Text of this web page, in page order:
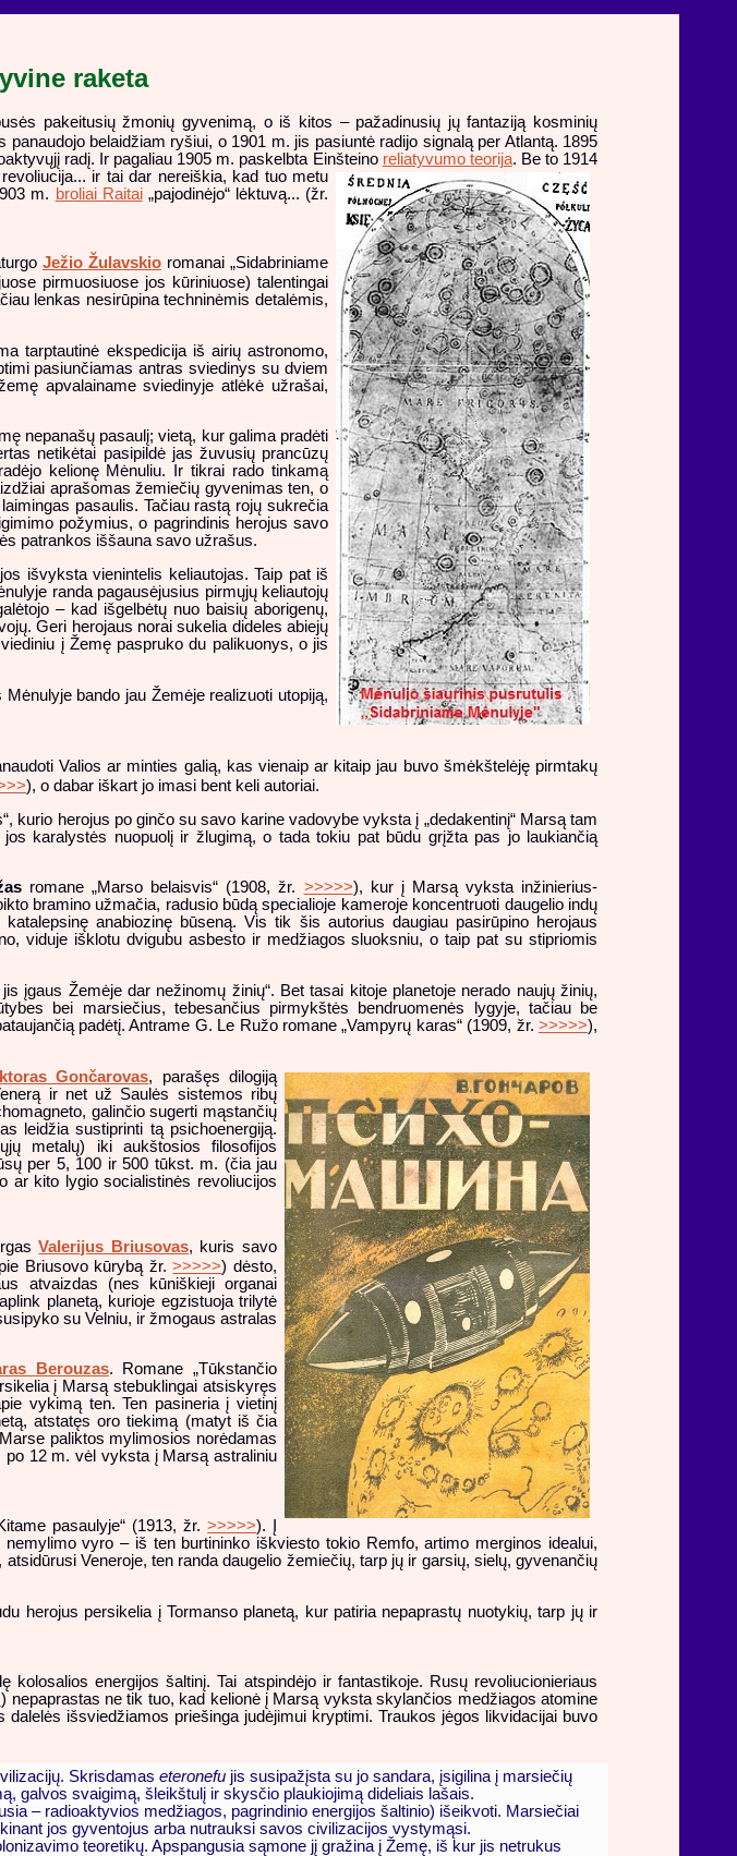
raketa
pakeitusių žmonių gyvenimą, o iš kitos – pažadinusių jų fantaziją kosminių
panaudojo belaidžiam ryšiui, o 1901 m. jis pasiuntė radijo signalą per Atlantą. 1895
radį. Ir pagaliau 1905 m. paskelbta Einšteino reliatyvumo teorija. Be to 1914
ir tai dar nereiškia, kad tuo metu
m. broliai Raitai„pajodinėjo“ lėktuvą... (žr.
Ježio Žulavskioromanai „Sidabriniame
pirmuosiuose jos kūriniuose) talentingai
lenkas nesirūpina techninėmis detalėmis,
tarptautinė ekspedicija iš airių astronomo,
pasiunčiamas antras sviedinys su dviem
apvalainame sviedinyje atlėkė užrašai,
nepanašų pasaulį; vietą, kur galima pradėti
netikėtai pasipildė jas žuvusių prancūzų
kelionę Mėnuliu. Ir tikrai rado tinkamą
aprašomas žemiečių gyvenimas ten, o
pasaulis. Tačiau rastą rojų sukrečia
požymius, o pagrindinis herojus savo
patrankos iššauna savo užrašus.
išvyksta vienintelis keliautojas. Taip pat iš
randa pagausėjusius pirmųjų keliautojų
– kad išgelbėtų nuo baisių aborigenų,
Geri herojaus norai sukelia dideles abiejų
į Žemę paspruko du palikuonys, o jis
bando jau Žemėje realizuoti utopiją,
Valios ar minties galią, kas vienaip ar kitaip jau buvo šmėkštelėję pirmtakų
), o dabar iškart jo imasi bent keli autoriai.
kurio herojus po ginčo su savo karine vadovybe vyksta į „dedakentinį“ Marsą tam
karalystės nuopuolį ir žlugimą, o tada tokiu pat būdu grįžta pas jo laukiančią
romane „Marso belaisvis“ (1908, žr. >>>>>), kur į Marsą vyksta inžinierius-
bramino užmačia, radusio būdą specialioje kameroje koncentruoti daugelio indų
anabiozinę būseną. Vis tik šis autorius daugiau pasirūpino herojaus
viduje išklotu dvigubu asbesto ir medžiagos sluoksniu, o taip pat su stipriomis
įgaus Žemėje dar nežinomų žinių“. Bet tasai kitoje planetoje nerado naujų žinių,
bei marsiečius, tebesančius pirmykštės bendruomenės lygyje, tačiau be
padėtį. Antrame G. Le Ružo romane „Vampyrų karas“ (1909, žr. >>>>>),
Gončarovas, parašęs dilogiją
ir net už Saulės sistemos ribų
galinčio sugerti mąstančių
leidžia sustiprinti tą psichoenergiją.
metalų) iki aukštosios filosofijos
per 5, 100 ir 500 tūkst. m. (čia jau
ar kito lygio socialistinės revoliucijos
Valerijus Briusovas, kuris savo
Briusovo kūrybą žr.>>>>>) dėsto,
atvaizdas (nes kūniškieji organai
planetą, kurioje egzistuoja trilytė
su Velniu, ir žmogaus astralas
Berouzas. Romane „Tūkstančio
į Marsą stebuklingai atsiskyręs
vykimą ten. Ten pasineria į vietinį
atstatęs oro tiekimą (matyt iš čia
paliktos mylimosios norėdamas
po 12 m. vėl vyksta į Marsą astraliniu
pasaulyje“ (1913, žr.>>>>>). Į
vyro – iš ten burtininko iškviesto tokio Remfo, artimo merginos idealui,
Veneroje, ten randa daugelio žemiečių, tarp jų ir garsių, sielų, gyvenančių
herojus persikelia į Tormanso planetą, kur patiria nepaprastų nuotykių, tarp jų ir
energijos šaltinį. Tai atspindėjo ir fantastikoje. Rusų revoliucionieriaus
) nepaprastas ne tik tuo, kad kelionė į Marsą vyksta skylančios medžiagos atomine
išsviedžiamos priešinga judėjimui kryptimi. Traukos jėgos likvidacijai buvo
Skrisdamas eteronefu jis susipažįsta su jo sandara, įsigilina į marsiečių
galvos svaigimą, šleikštulį ir skysčio plaukiojimą dideliais lašais.
– radioaktyvios medžiagos, pagrindinio energijos šaltinio) išeikvoti. Marsiečiai
jos gyventojus arba nutrauksi savos civilizacijos vystymąsi.
teoretikų. Apspangusia sąmone jį gražina į Žemę, iš kur jis netrukus